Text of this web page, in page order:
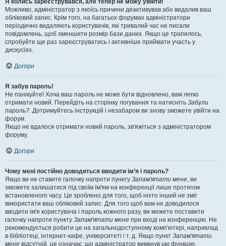
Я колись зареєструвався, але тепер не можу увійти!
Можливо, адміністратор з якоїсь причини деактивував або видалив ваш
обліковий запис. Крім того, на багатьох форумах адміністратори
періодично видаляють користувачів, які тривалий час не писали
повідомлень, щоб зменшити розмір бази даних. Якщо це трапилось,
спробуйте ще раз зареєструватись і активніше приймати участь у
дискусіях.
Догори
Я забув пароль!
Не панікуйте! Хоча ваш пароль не може бути відновлено, вам легко
отримати новий. Перейдіть на сторінку логування та натисніть Забули
пароль?. Дотримуйтесь інструкцій і незабаром ви знову зможете увійти на
форум.
Якщо не вдалося отримати новий пароль, зв'яжіться з адміністратором
форуму.
Догори
Чому мені постійно доводиться вводити ім’я і пароль?
Якщо ви не ставите галочку напроти пункту Запам'ятати мене, ви
зможете залишатися під своїм ім'ям на конференції лише протягом
встановленого часу. Це зроблено для того, щоб ніхто інший не зміг
використати ваш обліковий запис. Для того щоб вам не доводилося
вводити ім'я користувача і пароль кожного разу, ви можете поставити
галочку напроти пункту Запам'ятати мене при вході на конференцію. Не
рекомендується робити це на загальнодоступному комп'ютері, наприклад
в бібліотеці, інтернет-кафе, університеті і т. д. Якщо пункт Запам'ятати
мене відсутній, це означає, що адміністратор вимкнув цю функцію.